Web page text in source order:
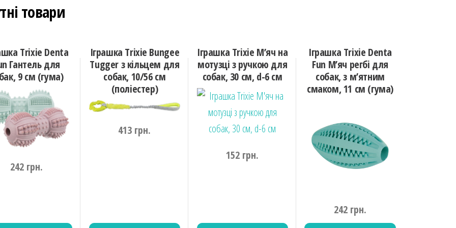
товари
Trixie Denta
Гантель для
9 см (гума)
242 грн.
Іграшка Trixie Bungee
Tugger з кільцем для
собак, 10/56 см
(поліестер)
413 грн.
Іграшка Trixie М’яч на
мотузці з ручкою для
собак, 30 см, d-6 см
152 грн.
Іграшка Trixie Denta
Fun М’яч регбі для
собак, з м’ятним
смаком, 11 см (гума)
242 грн.